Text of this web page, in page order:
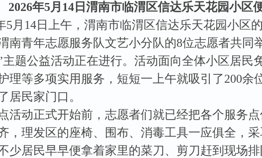
2026年5月14日渭南市临渭区信达乐天花园小区
14日上午，渭南市临渭区信达乐天花园小区
南青年志愿服务队文艺小分队的8位志愿者共同
主题公益活动正在进行。活动面向全体小区居民
理等多项实用服务，短短一上午就吸引了200余
居民家门口。
动正式开始前，志愿者们就已经把各个服务
，理发区的座椅、围布、消毒工具一应俱全，
少居民早早便拿着家里的菜刀、剪刀赶到现场